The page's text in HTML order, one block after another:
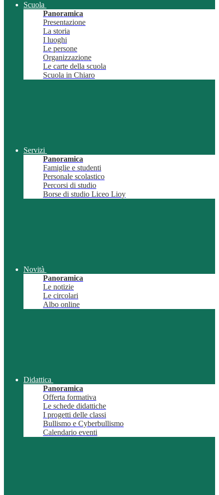
Scuola
Panoramica
Presentazione
La storia
I luoghi
Le persone
Organizzazione
Le carte della scuola
Scuola in Chiaro
Servizi
Panoramica
Famiglie e studenti
Personale scolastico
Percorsi di studio
Borse di studio Liceo Lioy
Novità
Panoramica
Le notizie
Le circolari
Albo online
Didattica
Panoramica
Offerta formativa
Le schede didattiche
I progetti delle classi
Bullismo e Cyberbullismo
Calendario eventi